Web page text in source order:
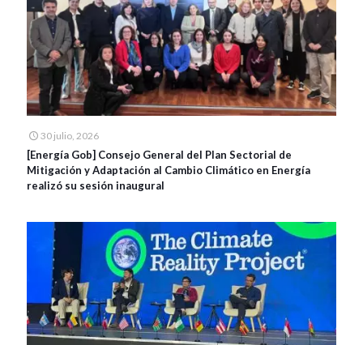
30 julio, 2026
[Energía Gob] Consejo General del Plan Sectorial de
Mitigación y Adaptación al Cambio Climático en Energía
realizó su sesión inaugural